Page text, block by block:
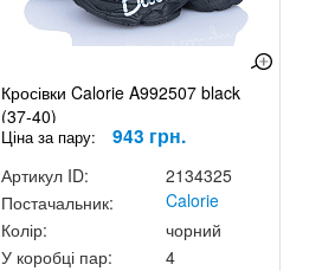
Кросівки Calorie A992507 black
(37-40)
Ціна за пару: 943 грн.
Артикул ID:
2134325
Постачальник:
Calorie
Колір:
чорний
У коробці пар:
4